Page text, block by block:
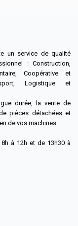
un service de qualité
: Construction,
Coopérative et
Logistique et
durée, la vente de
pièces détachées et
de vos machines.
à 12h et de 13h30 à